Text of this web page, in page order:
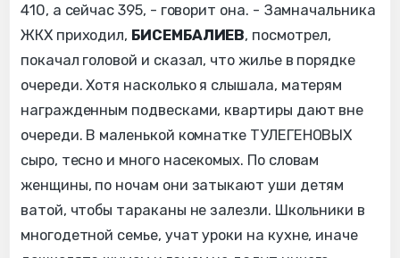
410, а сейчас 395, - говорит она. - Замначальника
ЖКХ приходил, БИСЕМБАЛИЕВ, посмотрел,
покачал головой и сказал, что жилье в порядке
очереди. Хотя насколько я слышала, матерям
награжденным подвесками, квартиры дают вне
очереди. В маленькой комнатке ТУЛЕГЕНОВЫХ
сыро, тесно и много насекомых. По словам
женщины, по ночам они затыкают уши детям
ватой, чтобы тараканы не залезли. Школьники в
многодетной семье, учат уроки на кухне, иначе